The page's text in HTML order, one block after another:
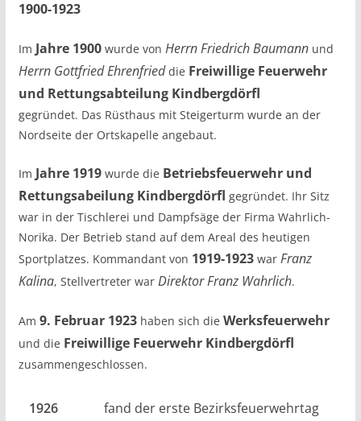
1900-1923
Im Jahre 1900wurde von Herrn Friedrich Baumannund
Herrn Gottfried Ehrenfrieddie Freiwillige Feuerwehr
und Rettungsabteilung Kindbergdörfl
gegründet. Das Rüsthaus mit Steigerturm wurde an der
Nordseite der Ortskapelle angebaut.
Im Jahre 1919wurde die Betriebsfeuerwehr und
Rettungsabeilung Kindbergdörfl gegründet. Ihr Sitz
war in der Tischlerei und Dampfsäge der Firma Wahrlich-
Norika. Der Betrieb stand auf dem Areal des heutigen
Sportplatzes. Kommandant von 1919-1923war Franz
Kalina, Stellvertreter war Direktor Franz Wahrlich.
Am 9. Februar 1923haben sich die Werksfeuerwehr
und die Freiwillige Feuerwehr Kindbergdörfl
zusammengeschlossen.
1926
fand der erste Bezirksfeuerwehrtag